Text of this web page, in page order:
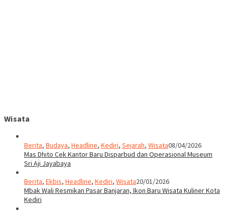
Wisata
Berita, Budaya, Headline, Kediri, Sejarah, Wisata08/04/2026
Mas Dhito Cek Kantor Baru Disparbud dan Operasional Museum
Sri Aji Jayabaya
Berita, Ekbis, Headline, Kediri, Wisata20/01/2026
Mbak Wali Resmikan Pasar Banjaran, Ikon Baru Wisata Kuliner Kota
Kediri